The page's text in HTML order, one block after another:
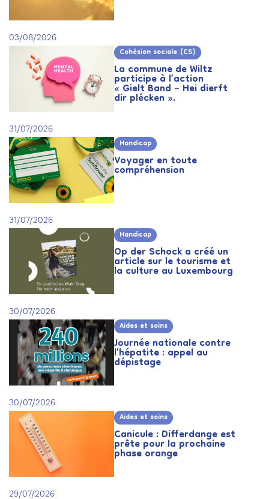
03/08/2026
Cohésion sociale (CS)
La commune de Wiltz
participe à l’action
« Gielt Band – Hei dierft
dir plécken ».
31/07/2026
Handicap
Voyager en toute
compréhension
31/07/2026
Handicap
Op der Schock a créé un
article sur le tourisme et
la culture au Luxembourg
30/07/2026
Aides et soins
Journée nationale contre
l’hépatite : appel au
dépistage
30/07/2026
Aides et soins
Canicule : Differdange est
prête pour la prochaine
phase orange
29/07/2026